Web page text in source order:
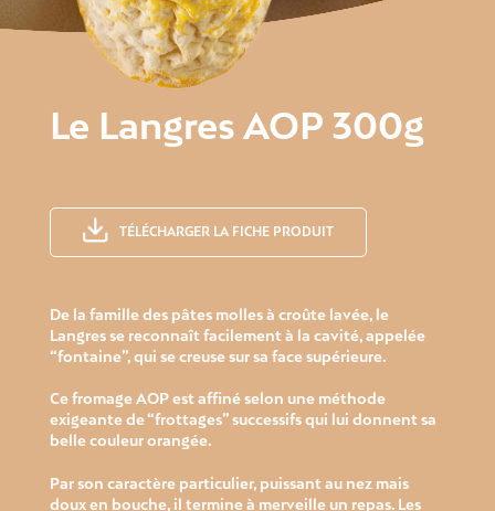
Le Langres AOP 300g
TÉLÉCHARGER LA FICHE PRODUIT
De la famille des pâtes molles à croûte lavée, le
Langres se reconnaît facilement à la cavité, appelée
“fontaine”, qui se creuse sur sa face supérieure.
Ce fromage AOP est affiné selon une méthode
exigeante de “frottages” successifs qui lui donnent sa
belle couleur orangée.
Par son caractère particulier, puissant au nez mais
doux en bouche, il termine à merveille un repas. Les